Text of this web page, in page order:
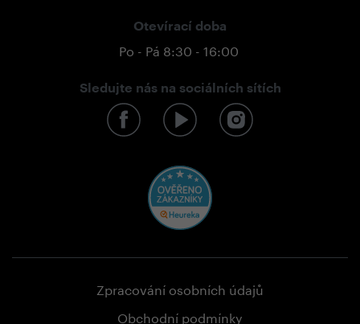
Otevírací doba
Po - Pá 8:30 - 16:00
Sledujte nás na sociálních sítích
Zpracování osobních údajů
Obchodní podmínky